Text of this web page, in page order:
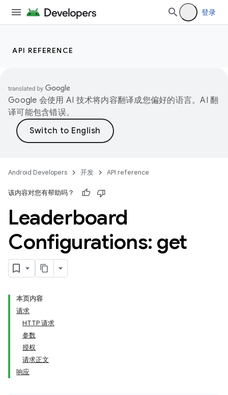
登录
API REFERENCE
Google 会使用 AI 技术将内容翻译成您偏好的语言。AI 翻
译可能包含错误。
Android Developers 开发 API reference
该内容对您有帮助吗？
Leaderboard
Configurations: get
本页内容
请求
HTTP 请求
参数
授权
请求正文
响应